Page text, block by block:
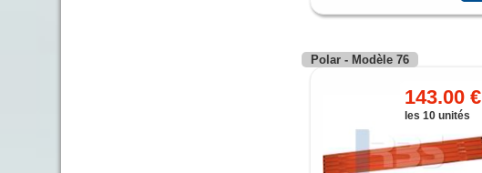
Polar - Modèle 76
143.00 €
les 10 unités